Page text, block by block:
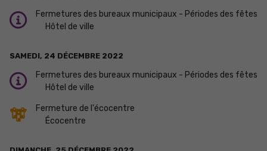
Fermetures des bureaux municipaux - Périodes des fêtes
Hôtel de ville
SAMEDI, 24 DÉCEMBRE 2022
Fermetures des bureaux municipaux - Périodes des fêtes
Hôtel de ville
Fermeture de l'écocentre
Écocentre